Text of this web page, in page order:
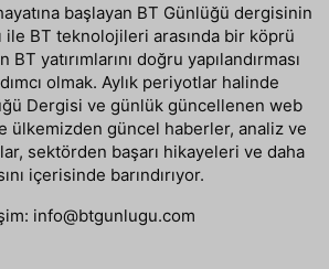
başlayan BT Günlüğü dergisinin
ile BT teknolojileri arasında bir köprü
yatırımlarını doğru yapılandırması
olmak. Aylık periyotlar halinde
Dergisi ve günlük güncellenen web
ülkemizden güncel haberler, analiz ve
sektörden başarı hikayeleri ve daha
içerisinde barındırıyor.
info@btgunlugu.com